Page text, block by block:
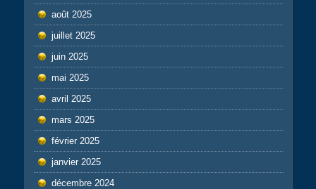
août 2025
juillet 2025
juin 2025
mai 2025
avril 2025
mars 2025
février 2025
janvier 2025
décembre 2024